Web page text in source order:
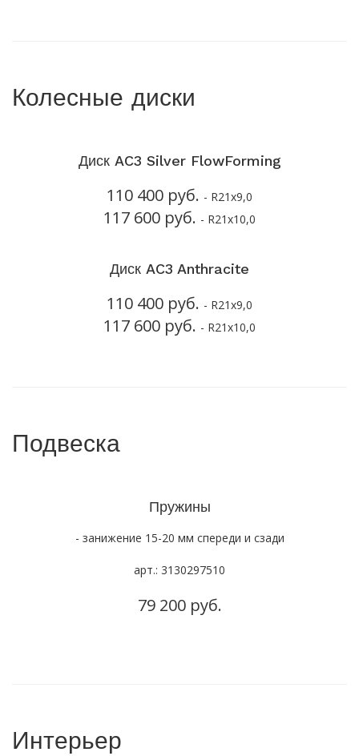
Колесные диски
Диск AC3 Silver FlowForming
110 400 руб. - R21x9,0
117 600 руб. - R21x10,0
Диск AC3 Anthracite
110 400 руб. - R21x9,0
117 600 руб. - R21x10,0
Подвеска
Пружины
- занижение 15-20 мм спереди и сзади
арт.: 3130297510
79 200 руб.
Интерьер